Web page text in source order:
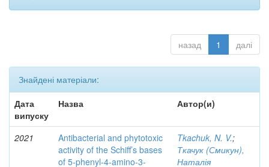
назад 1 далі
Знайдені матеріали:
Дата
випуску
Назва Автор(и)
2021
Antibacterial and phytotoxic
activity of the Schiff’s bases
of 5-phenyl-4-amino-3-
Tkachuk, N. V.;
Ткачук (Смикун),
Наталія